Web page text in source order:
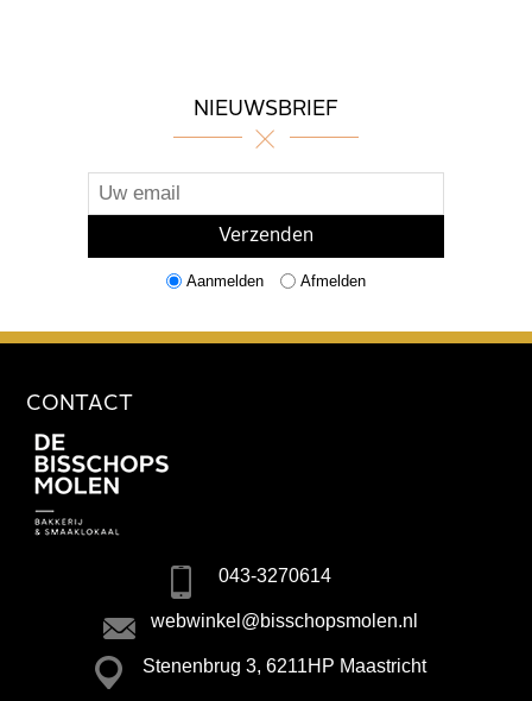
NIEUWSBRIEF
Aanmelden Afmelden
CONTACT
043-3270614
webwinkel@bisschopsmolen.nl
Stenenbrug 3, 6211HP Maastricht